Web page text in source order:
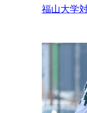
福山大学